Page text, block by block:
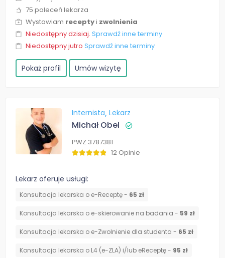
75 poleceń lekarza
Wystawiam receptyi zwolnienia
Niedostępny dzisiaj. Sprawdź inne terminy
Niedostępny jutro Sprawdź inne terminy
Pokaż profil Umów wizytę
Internista Lekarz
Michał Obel
PWZ 3787381
12 Opinie
Lekarz oferuje usługi:
Konsultacja lekarska o e-Receptę - 65 zł
Konsultacja lekarska o e-skierowanie na badania - 59 zł
Konsultacja lekarska o e-Zwolnienie dla studenta - 65 zł
Konsultacja lekarska o L4 (e-ZLA) i/lub eReceptę - 95 zł